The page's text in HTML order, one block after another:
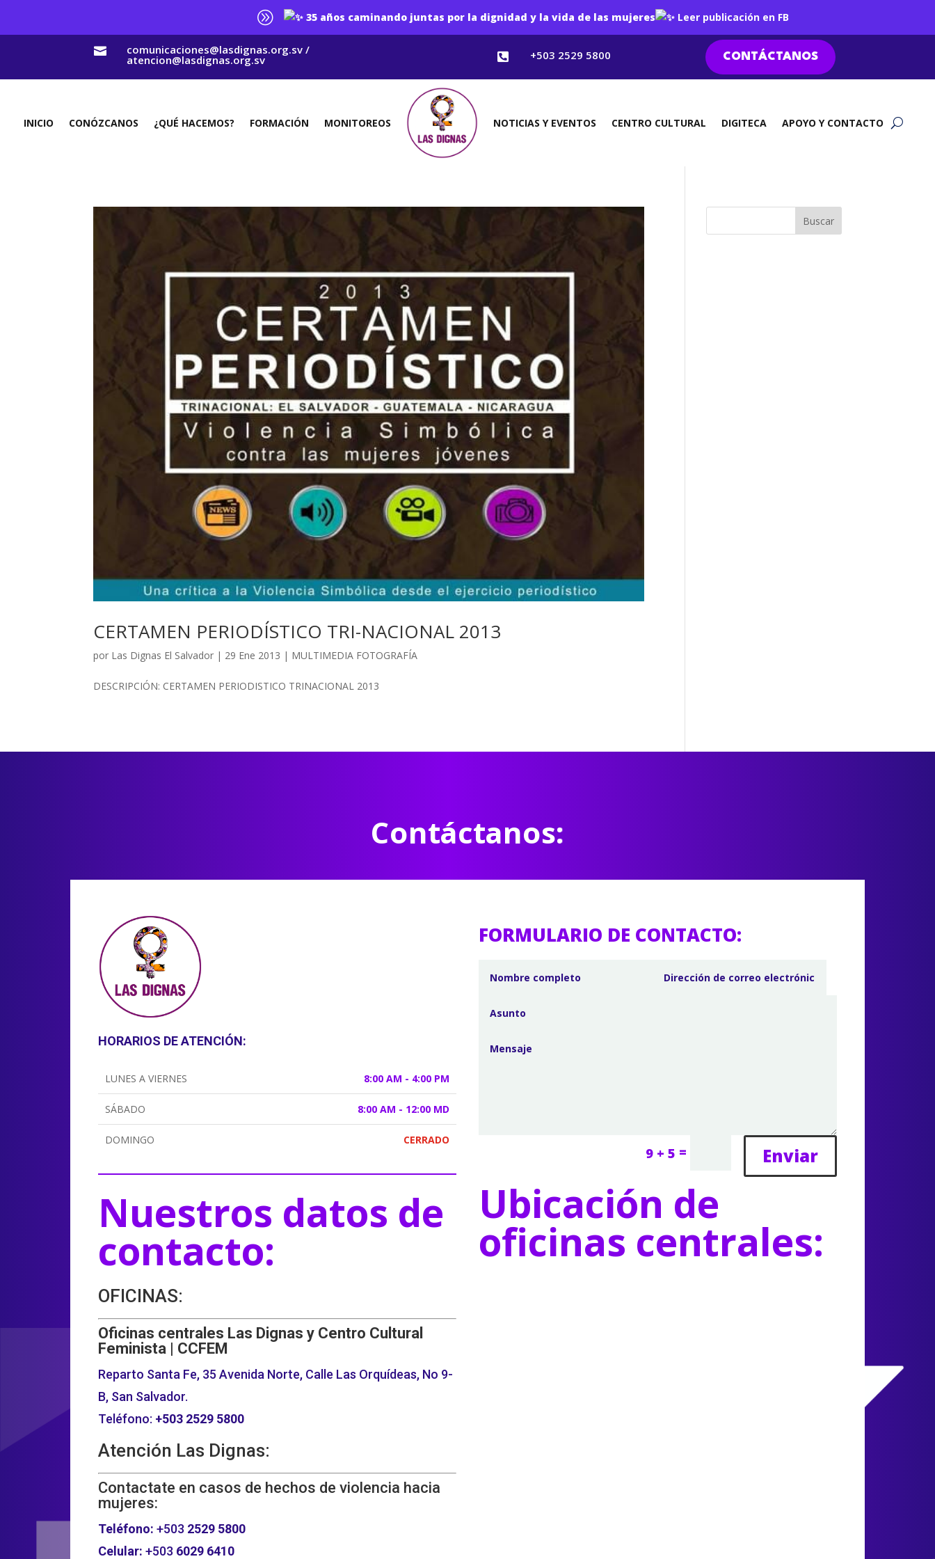
A 35 años caminando juntas por la dignidad y la vida de las mujeres Leer publicación en FB
 comunicaciones@lasdignas.org.sv /
atencion@lasdignas.org.sv  +503 2529 5800 CONTÁCTANOS
INICIO CONÓZCANOS ¿QUÉ HACEMOS? FORMACIÓN MONITOREOS NOTICIAS Y EVENTOS CENTRO CULTURAL DIGITECA APOYO Y CONTACTO
CERTAMEN PERIODÍSTICO TRI-NACIONAL 2013
por Las Dignas El Salvador | 29 Ene 2013 | MULTIMEDIA FOTOGRAFÍA
DESCRIPCIÓN: CERTAMEN PERIODISTICO TRINACIONAL 2013
Contáctanos:
HORARIOS DE ATENCIÓN:
LUNES A VIERNES 8:00 AM - 4:00 PM
SÁBADO 8:00 AM - 12:00 MD
DOMINGO CERRADO
Nuestros datos de
contacto:
OFICINAS:
Oficinas centrales Las Dignas y Centro Cultural
Feminista | CCFEM
Reparto Santa Fe, 35 Avenida Norte, Calle Las Orquídeas, No 9-
B, San Salvador.
Teléfono: +503 2529 5800
Atención Las Dignas:
Contactate en casos de hechos de violencia hacia
mujeres:
Teléfono: +503 2529 5800
Celular: +503 6029 6410
FORMULARIO DE CONTACTO:
9 + 5 = Enviar
Ubicación de
oficinas centrales: